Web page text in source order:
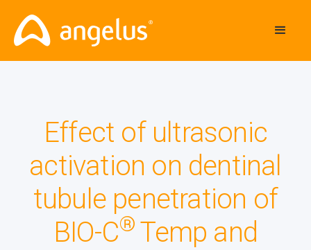
Effect of ultrasonic
activation on dentinal
tubule penetration of
BIO-C® Temp and